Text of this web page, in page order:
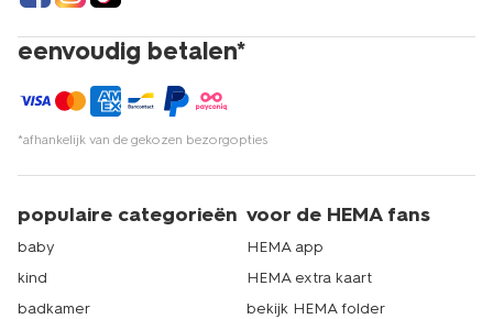
eenvoudig betalen*
*afhankelijk van de gekozen bezorgopties
populaire categorieën
baby
kind
badkamer
voor de HEMA fans
HEMA app
HEMA extra kaart
bekijk HEMA folder